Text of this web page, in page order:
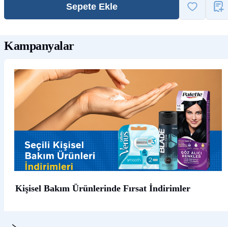
Sepete Ekle
Kampanyalar
Kişisel Bakım Ürünlerinde Fırsat İndirimler